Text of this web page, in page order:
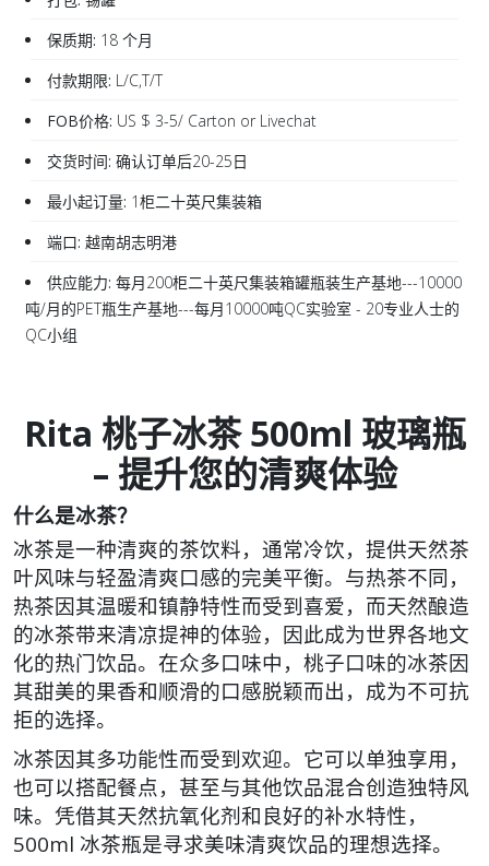
保质期: 18 个月
付款期限: L/C,T/T
FOB价格: US $ 3-5/ Carton or Livechat
交货时间: 确认订单后20-25日
最小起订量: 1柜二十英尺集装箱
端口: 越南胡志明港
供应能力: 每月200柜二十英尺集装箱罐瓶装生产基地---10000
吨/月的PET瓶生产基地---每月10000吨QC实验室 - 20专业人士的
QC小组
Rita 桃子冰茶 500ml 玻璃瓶
– 提升您的清爽体验
什么是冰茶？
冰茶是一种清爽的茶饮料，通常冷饮，提供天然茶
叶风味与轻盈清爽口感的完美平衡。与热茶不同，
热茶因其温暖和镇静特性而受到喜爱，而天然酿造
的冰茶带来清凉提神的体验，因此成为世界各地文
化的热门饮品。在众多口味中，桃子口味的冰茶因
其甜美的果香和顺滑的口感脱颖而出，成为不可抗
拒的选择。
冰茶因其多功能性而受到欢迎。它可以单独享用，
也可以搭配餐点，甚至与其他饮品混合创造独特风
味。凭借其天然抗氧化剂和良好的补水特性，
500ml 冰茶瓶是寻求美味清爽饮品的理想选择。